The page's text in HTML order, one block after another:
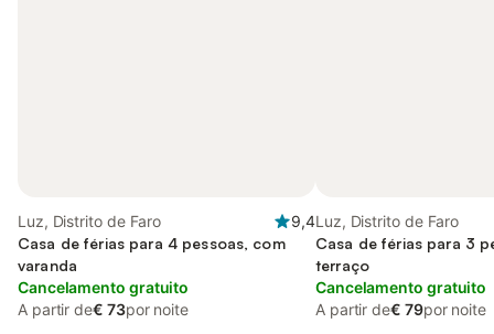
Luz, Distrito de Faro
9,4
Casa de férias para 4 pessoas, com
varanda
Cancelamento gratuito
A partir de€ 73por noite
Luz, Distrito de Faro
Casa de férias para 3
terraço
Cancelamento gratuito
A partir de€ 79por noite